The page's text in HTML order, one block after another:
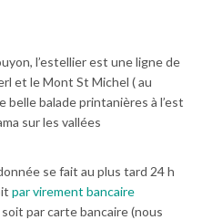
l’estellier est une ligne de
et le Mont St Michel ( au
belle balade printanières à l’est
sur les vallées
se fait au plus tard 24 h
par virement bancaire
par carte bancaire (nous